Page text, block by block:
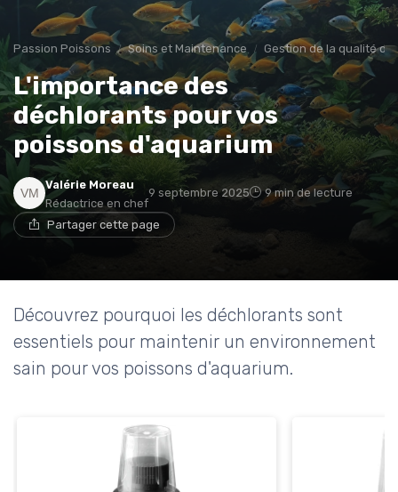
Passion Poissons Soins et Maintenance Gestion de la qualité de
L'importance des
déchlorants pour vos
poissons d'aquarium
Valérie Moreau
Rédactrice en chef
9 septembre 2025 9 min de lecture
Partager cette page
Découvrez pourquoi les déchlorants sont
essentiels pour maintenir un environnement
sain pour vos poissons d'aquarium.